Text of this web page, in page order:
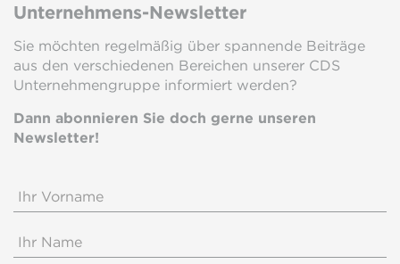
Unternehmens-Newsletter
Sie möchten regelmäßig über spannende Beiträge
aus den verschiedenen Bereichen unserer CDS
Unternehmengruppe informiert werden?
Dann abonnieren Sie doch gerne unseren
Newsletter!